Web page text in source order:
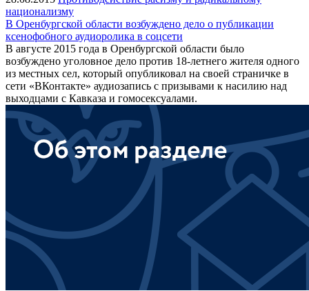
национализму
В Оренбургской области возбуждено дело о публикации
ксенофобного аудиоролика в соцсети
В августе 2015 года в Оренбургской области было
возбуждено уголовное дело против 18-летнего жителя одного
из местных сел, который опубликовал на своей страничке в
сети «ВКонтакте» аудиозапись с призывами к насилию над
выходцами с Кавказа и гомосексуалами.